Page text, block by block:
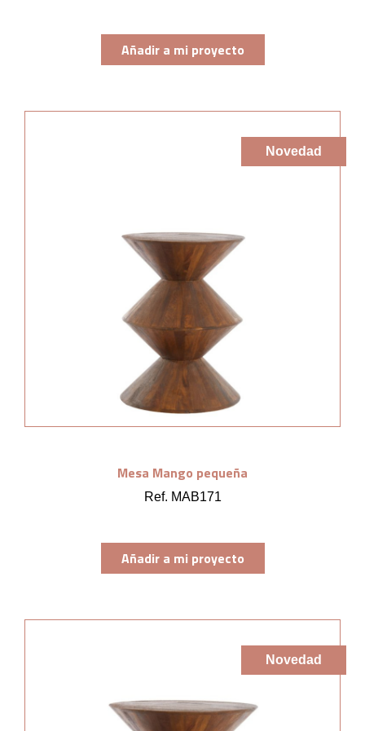
Añadir a mi proyecto
Novedad
Mesa Mango pequeña
Ref. MAB171
Añadir a mi proyecto
Novedad